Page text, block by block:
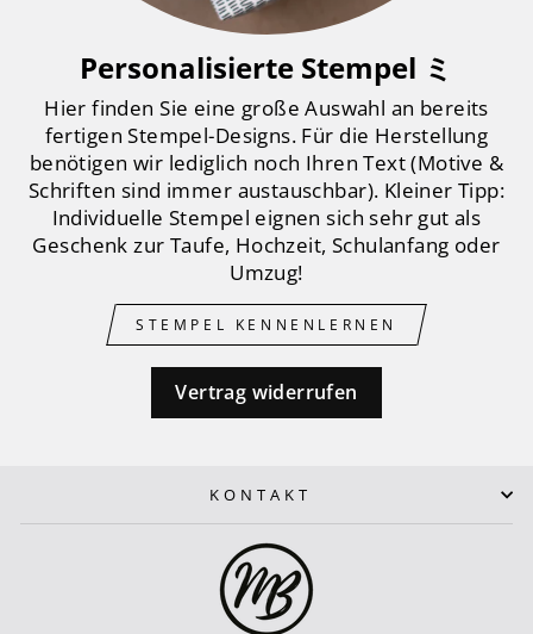
Personalisierte Stempel ミ
Hier finden Sie eine große Auswahl an bereits
fertigen Stempel-Designs. Für die Herstellung
benötigen wir lediglich noch Ihren Text (Motive &
Schriften sind immer austauschbar). Kleiner Tipp:
Individuelle Stempel eignen sich sehr gut als
Geschenk zur Taufe, Hochzeit, Schulanfang oder
Umzug!
STEMPEL KENNENLERNEN
Vertrag widerrufen
KONTAKT